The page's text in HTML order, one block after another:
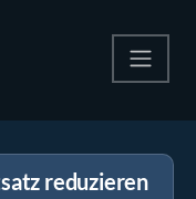
reduzieren